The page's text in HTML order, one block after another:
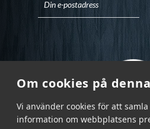
Om cookies på
Vi använder cookies för att
information om webbplatsens